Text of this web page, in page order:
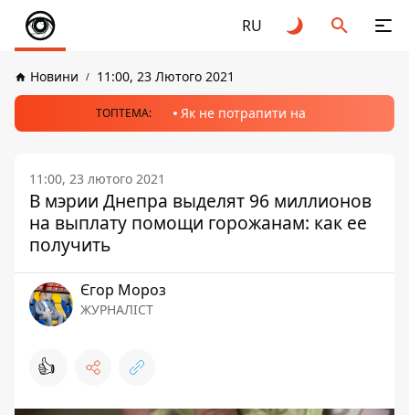
RU
Новини 11:00, 23 Лютого 2021
ТОПТЕМА: Як не потрапити на
11:00, 23 лютого 2021
В мэрии Днепра выделят 96 миллионов
на выплату помощи горожанам: как ее
получить
Єгор Мороз
ЖУРНАЛІСТ
👍